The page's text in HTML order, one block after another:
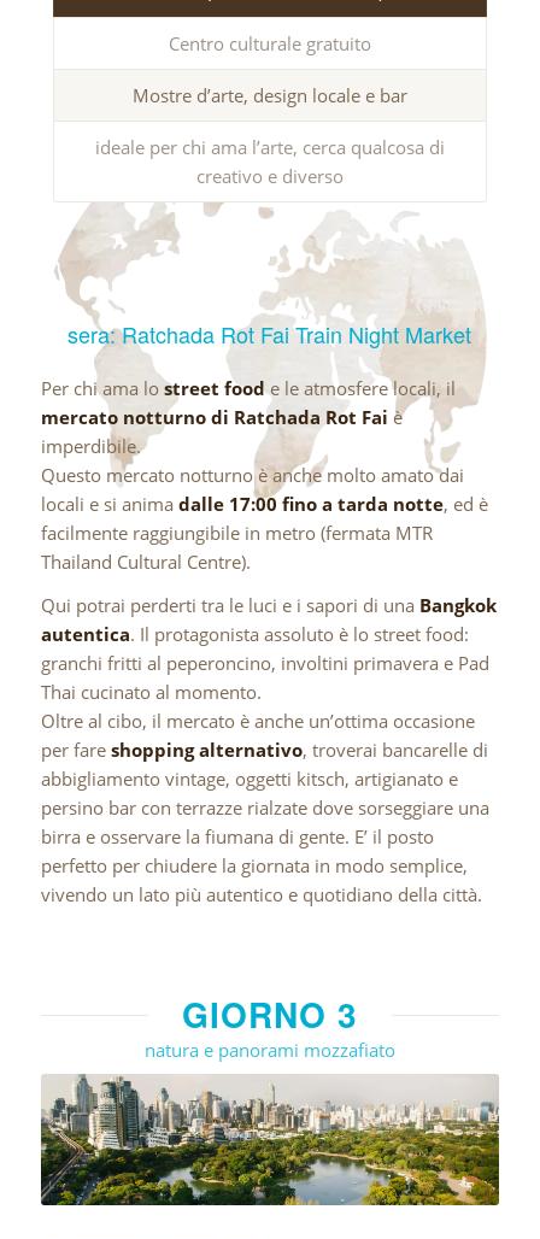
Centro culturale gratuito
Mostre d’arte, design locale e bar
ideale per chi ama l’arte, cerca qualcosa di
creativo e diverso
sera: Ratchada Rot Fai Train Night Market
Per chi ama lo street foode le atmosfere locali, il
mercato notturno di Ratchada Rot Fai è
imperdibile.
Questo mercato notturno è anche molto amato dai
locali e si anima dalle 17:00 fino a tarda notte, ed è
facilmente raggiungibile in metro (fermata MTR
Thailand Cultural Centre).
Qui potrai perderti tra le luci e i sapori di una Bangkok
autentica. Il protagonista assoluto è lo street food:
granchi fritti al peperoncino, involtini primavera e Pad
Thai cucinato al momento.
Oltre al cibo, il mercato è anche un’ottima occasione
per fare shopping alternativo, troverai bancarelle di
abbigliamento vintage, oggetti kitsch, artigianato e
persino bar con terrazze rialzate dove sorseggiare una
birra e osservare la fiumana di gente. E’ il posto
perfetto per chiudere la giornata in modo semplice,
vivendo un lato più autentico e quotidiano della città.
GIORNO 3
natura e panorami mozzafiato